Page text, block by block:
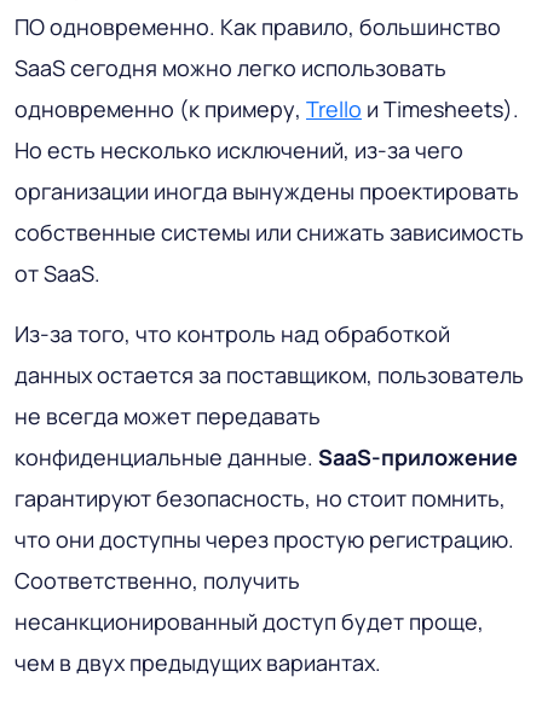
ПО одновременно. Как правило, большинство
SaaS сегодня можно легко использовать
одновременно (к примеру, Trello и Timesheets).
Но есть несколько исключений, из-за чего
организации иногда вынуждены проектировать
собственные системы или снижать зависимость
от SaaS.
Из-за того, что контроль над обработкой
данных остается за поставщиком, пользователь
не всегда может передавать
конфиденциальные данные. SaaS-приложение
гарантируют безопасность, но стоит помнить,
что они доступны через простую регистрацию.
Соответственно, получить
несанкционированный доступ будет проще,
чем в двух предыдущих вариантах.